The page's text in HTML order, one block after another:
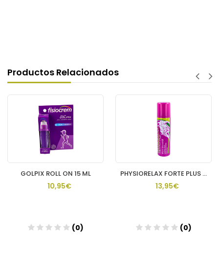
Productos Relacionados
GOLPIX ROLL ON 15 ML
10,95€
(0)
PHYSIORELAX FORTE PLUS SPRAY 1 ENVASE 150 ML
13,95€
(0)